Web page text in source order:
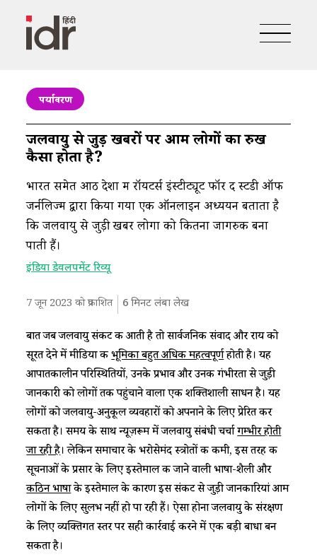
पर्यावरण
जलवायु से जुड़ी खबरों पर आम लोगों का रुख
कैसा होता है?
भारत समेत आठ देशों में रॉयटर्स इंस्टीट्यूट फॉर द स्टडी ऑफ
जर्नलिज्म द्वारा किया गया एक ऑनलाइन अध्ययन बताता है
कि जलवायु से जुड़ी खबरें लोगों को कितना जागरुक बना
पाती हैं।
इंडिया डेवलपमेंट रिव्यू
7 जून 2023 को प्रकाशित 6मिनट लंबा लेख
बात जब जलवायु संकट की आती है तो सार्वजनिक संवाद और राय को
सूरत देने में मीडिया कीभूमिका बहुत अधिक महत्वपूर्णहोती है। यह
आपातकालीन परिस्थितियों, उनके प्रभाव और उनकी गंभीरता से जुड़ी
जानकारी को लोगों तक पहुंचाने वाला एक शक्तिशाली साधन है। यह
लोगों को जलवायु-अनुकूल व्यवहारों को अपनाने के लिए प्रेरित कर
सकता है। समय के साथ न्यूज़रूम में जलवायु संबंधी चर्चागम्भीर होती
जा रही है। लेकिन समाचार के भरोसेमंद स्त्रोतों की कमी, इस तरह की
सूचनाओं के प्रसार के लिए इस्तेमाल की जाने वाली भाषा-शैली और
कठिन भाषाके इस्तेमाल के कारण इस संकट से जुड़ी जानकारियां आम
लोगों के लिए सुलभ नहीं हो पा रही हैं। ऐसा होना जलवायु के संरक्षण
के लिए व्यक्तिगत स्तर पर सही कार्रवाई करने में एक बड़ी बाधा बन
सकता है।